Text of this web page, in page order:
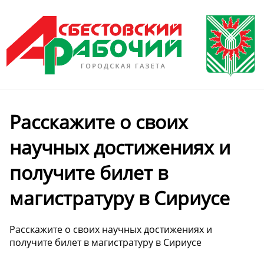
Расскажите о своих
научных достижениях и
получите билет в
магистратуру в Сириусе
Расскажите о своих научных достижениях и
получите билет в магистратуру в Сириусе